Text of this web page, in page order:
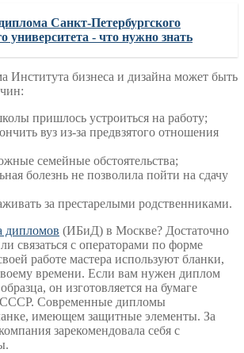
Санкт-Петербургского
университета - что нужно знать
Института бизнеса и дизайна может быть
пришлось устроиться на работу;
вуз из-за предвзятого отношения
семейные обстоятельства;
болезнь не позволила пойти на сдачу
за престарелыми родственниками.
дипломов (ИБиД) в Москве? Достаточно
связаться с операторами по форме
работе мастера используют бланки,
времени. Если вам нужен диплом
он изготовляется на бумаге
Современные дипломы
имеющем защитные элементы. За
зарекомендовала себя с